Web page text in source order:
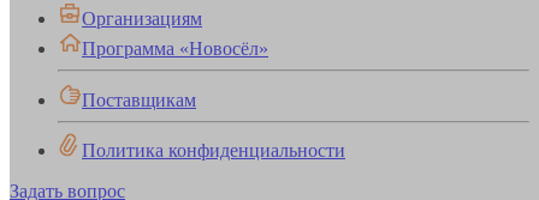
Организациям
Программа «Новосёл»
Поставщикам
Политика конфиденциальности
Задать вопрос